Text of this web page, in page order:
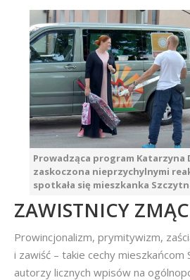
Prowadząca program Katarzyna
zaskoczona nieprzychylnymi
spotkała się mieszkanka
ZAWISTNICY
Prowincjonalizm, prymitywizm,
i zawiść – takie cechy mieszkańcom
autorzy licznych wpisów na